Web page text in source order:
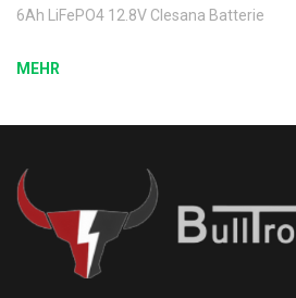
6Ah LiFePO4 12.8V Clesana Batterie
MEHR